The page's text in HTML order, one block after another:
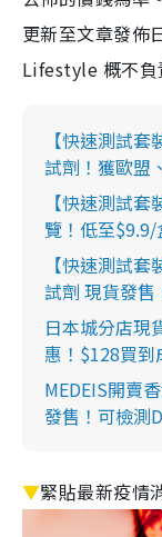
更新至文章發佈
Lifestyle 概不負
【快速測試
試劑！獲歐盟
【快速測試
覽！低至
【快速測試
試劑 現貨發
日本城分店現
惠！$128買
MEDEIS開賣
發售！可檢測
▼緊貼最新疫情